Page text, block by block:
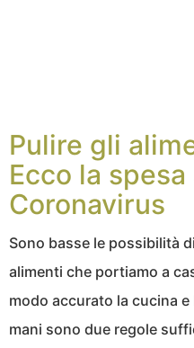
Pulire gli
Ecco la
Coronavirus
Sono basse le possibilità
alimenti che portiamo a
modo accurato la cucina
mani sono due regole